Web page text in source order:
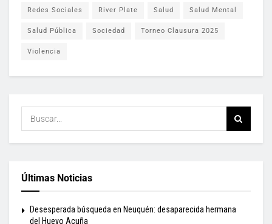
Redes Sociales River Plate Salud Salud Mental
Salud Pública Sociedad Torneo Clausura 2025
Violencia
Últimas Noticias
Desesperada búsqueda en Neuquén: desaparecida hermana
del Huevo Acuña